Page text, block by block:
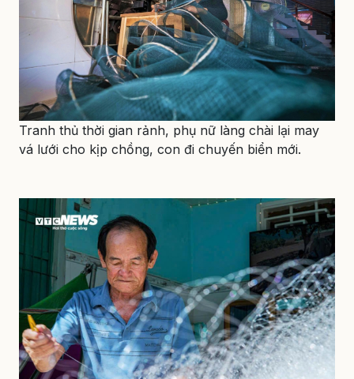
Tranh thủ thời gian rảnh, phụ nữ làng chài lại may
vá lưới cho kịp chồng, con đi chuyến biển mới.